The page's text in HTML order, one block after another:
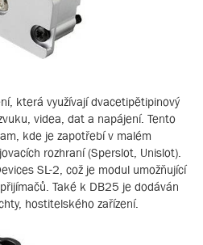
která využívají dvacetipětipinový
videa, dat a napájení. Tento
kde je zapotřebí v malém
rozhraní (Sperslot, Unislot).
SL-2, což je modul umožňující
Také k DB25 je dodáván
hostitelského zařízení.